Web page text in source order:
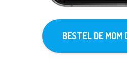
BESTEL DE